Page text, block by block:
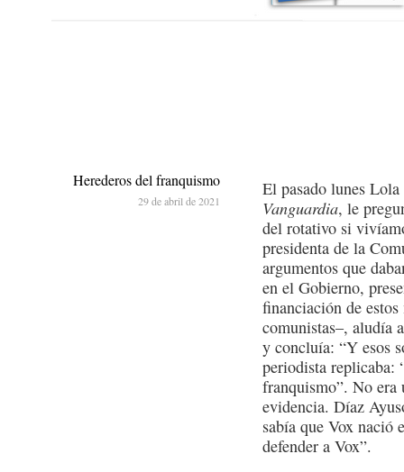
El pasado lunes
Vanguardia, le
del rotativo si
presidenta de la
argumentos que
en el Gobierno,
financiación de
comunistas–, aludía
y concluía: “Y esos
periodista replicaba:
franquismo”. No era
evidencia. Díaz
sabía que Vox nació
defender a Vox”.
Herederos del franquismo
29 de abril de 2021